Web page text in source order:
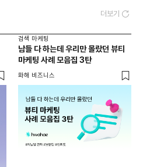
더보기
검색 마케팅
남들 다 하는데 우리만 몰랐던 뷰티
마케팅 사례 모음집 3탄
화해 비즈니스